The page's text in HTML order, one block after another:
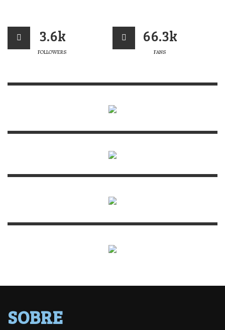
3.6k
FOLLOWERS
66.3k
FANS
SOBRE